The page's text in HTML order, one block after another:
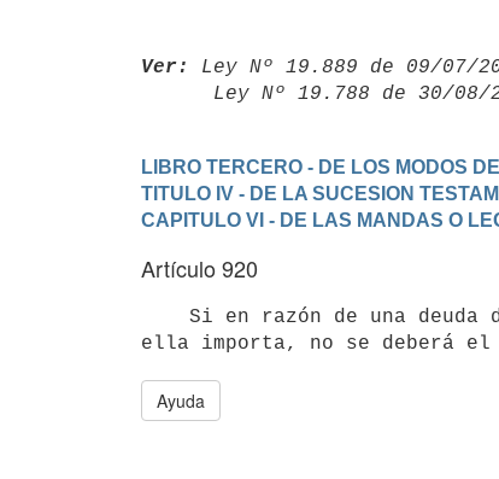
Ver: Ley Nº 19.889 de 09/07/
Ley Nº 19.788 de 30/
LIBRO TERCERO - DE LOS MODOS
TITULO IV - DE LA SUCESION
CAPITULO VI - DE LAS MANDAS O
Artículo 920
Ayuda